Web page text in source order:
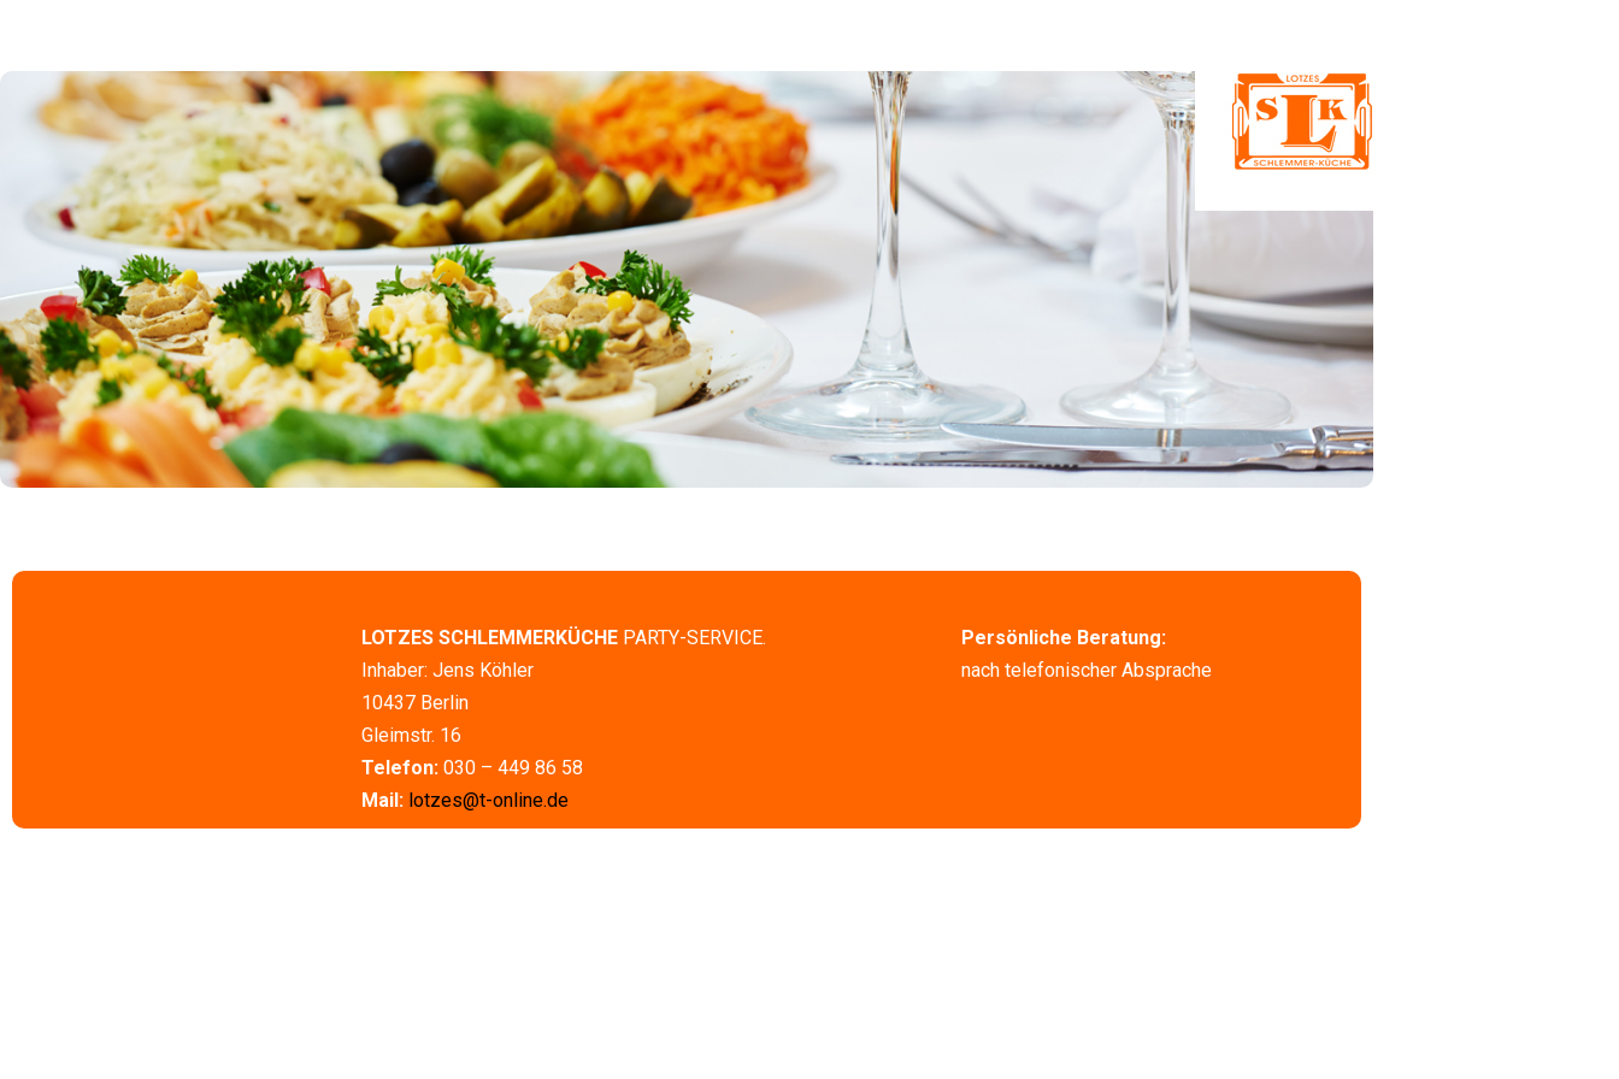
LOTZES SCHLEMMERKÜCHE PARTY-SERVICE.
Inhaber: Jens Köhler
10437 Berlin
Gleimstr. 16
Telefon: 030 – 449 86 58
Mail: lotzes@t-online.de
Persönliche Beratung:
nach telefonischer Absprache